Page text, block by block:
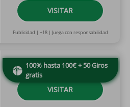
VISITAR
Publicidad | +18 | Juega con responsabilidad
100% hasta 100€ + 50 Giros
gratis
VISITAR